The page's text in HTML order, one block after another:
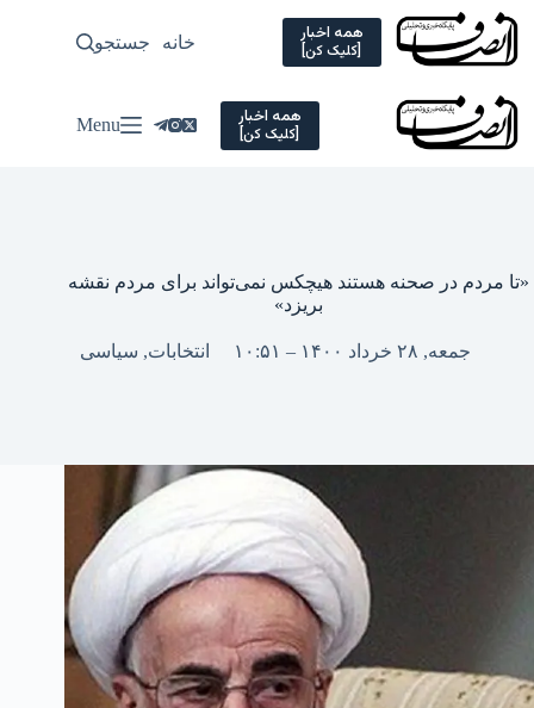
Skip
content
همه اخبار
[کلیک کن] خانه سیاسی
جستجو
همه اخبار
[کلیک کن] Menu
«تا مردم در صحنه هستند هیچکس نمی‌تواند برای مردم نقشه
بریزد»
جمعه, ۲۸ خرداد ۱۴۰۰ – ۱۰:۵۱ انتخابات, سیاسی